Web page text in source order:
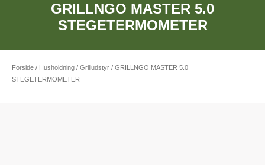
GRILLNGO MASTER 5.0
STEGETERMOMETER
Forside / Husholdning / Grilludstyr / GRILLNGO MASTER 5.0
STEGETERMOMETER